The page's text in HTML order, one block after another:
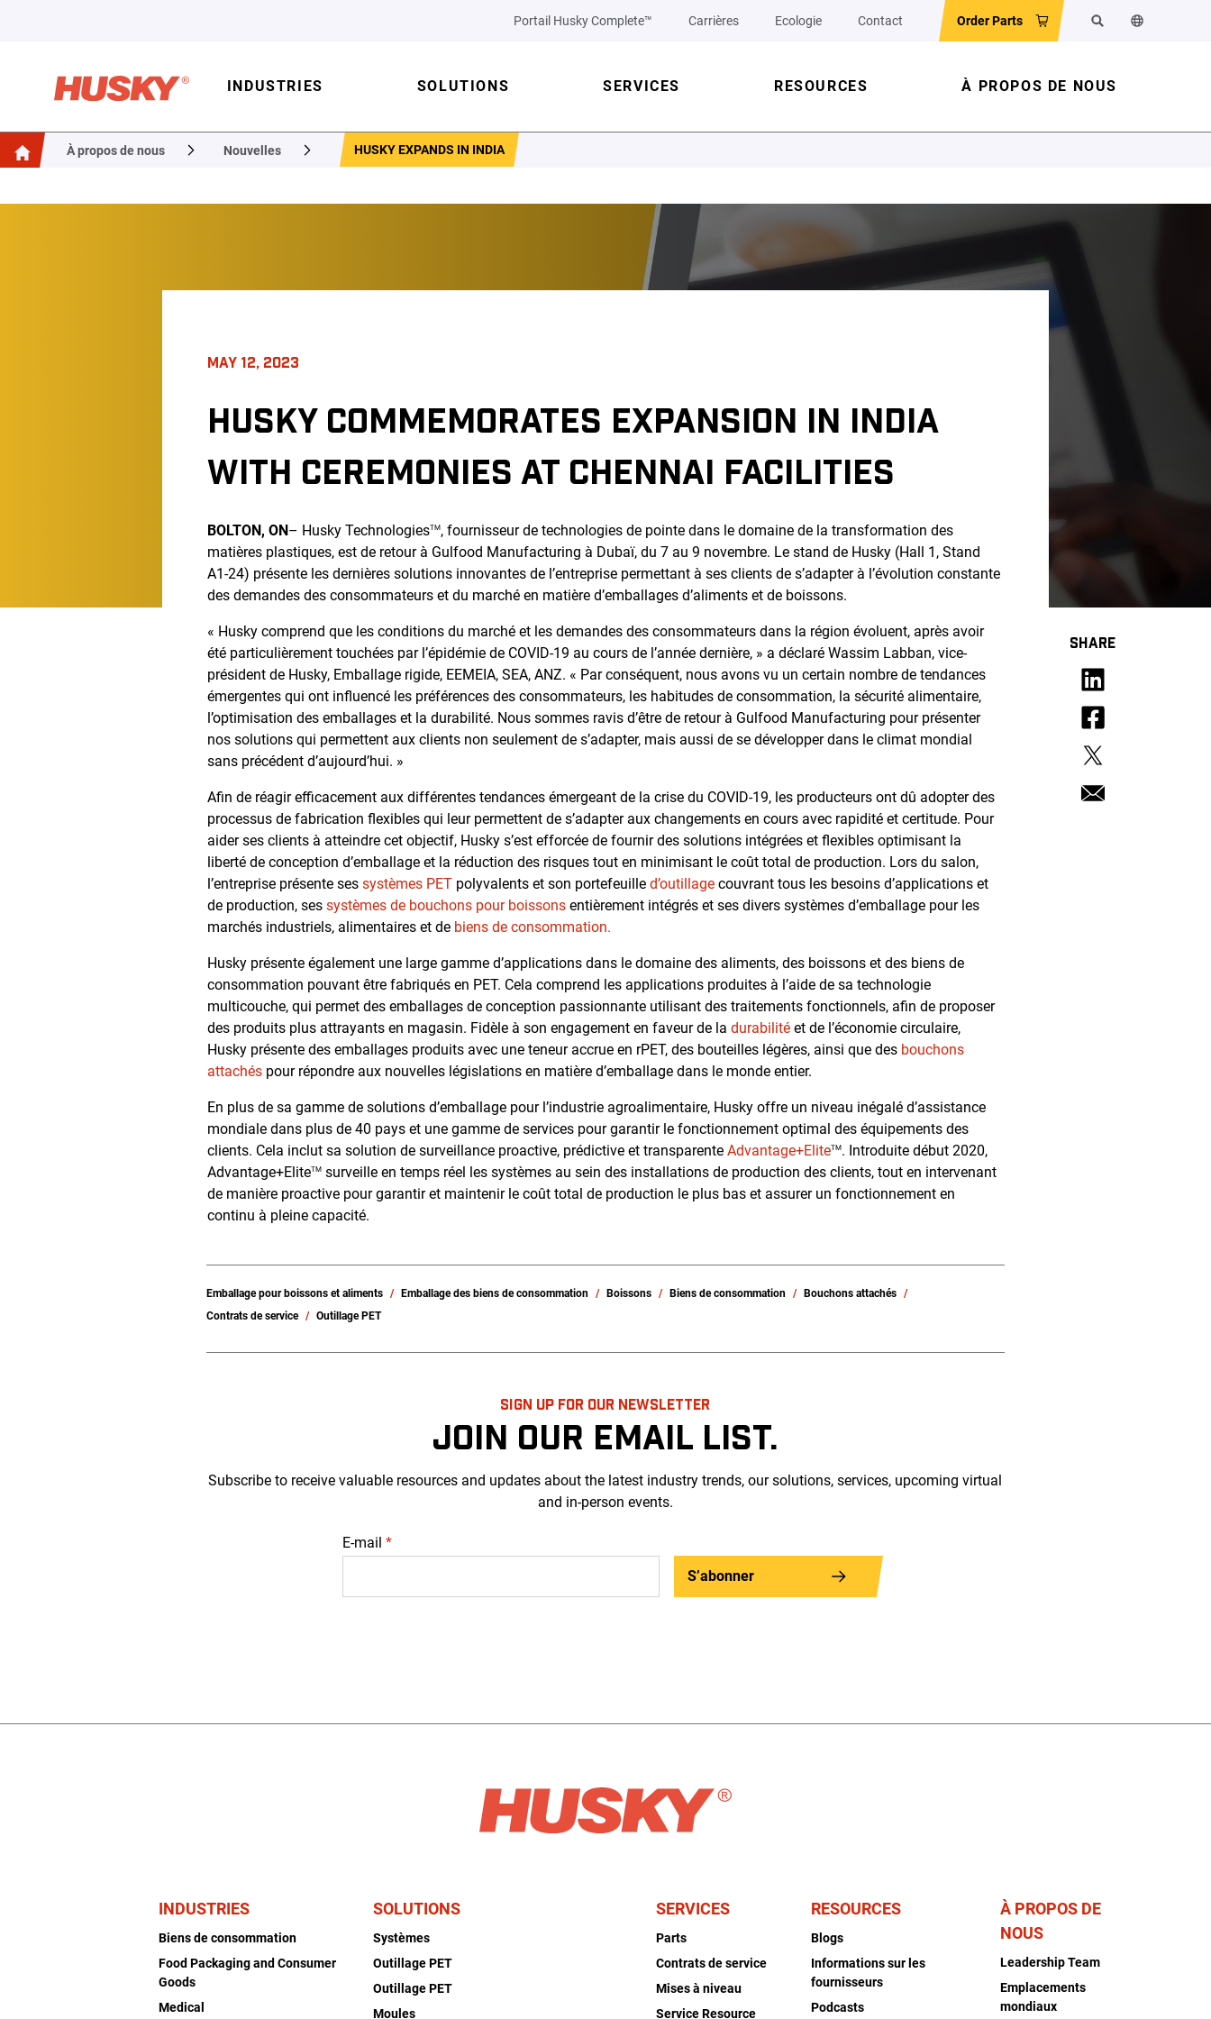
Portail Husky Complete™ Carrières Ecologie Contact Order Parts RechercherChanger la
INDUSTRIES SOLUTIONS SERVICES RESOURCES À PROPOS DE NOUS
À propos de nous Nouvelles HUSKY EXPANDS IN INDIA
MAY 12, 2023
HUSKY COMMEMORATES EXPANSION IN INDIA
WITH CEREMONIES AT CHENNAI FACILITIES
BOLTON, ON – Husky TechnologiesTM, fournisseur de technologies de pointe dans le domaine de la transformation des
matières plastiques, est de retour à Gulfood Manufacturing à Dubaï, du 7 au 9 novembre. Le stand de Husky (Hall 1, Stand
A1-24) présente les dernières solutions innovantes de l’entreprise permettant à ses clients de s’adapter à l’évolution constante
des demandes des consommateurs et du marché en matière d’emballages d’aliments et de boissons.
« Husky comprend que les conditions du marché et les demandes des consommateurs dans la région évoluent, après avoir
été particulièrement touchées par l’épidémie de COVID-19 au cours de l’année dernière, » a déclaré Wassim Labban, vice-
président de Husky, Emballage rigide, EEMEIA, SEA, ANZ. « Par conséquent, nous avons vu un certain nombre de tendances
émergentes qui ont influencé les préférences des consommateurs, les habitudes de consommation, la sécurité alimentaire,
l’optimisation des emballages et la durabilité. Nous sommes ravis d’être de retour à Gulfood Manufacturing pour présenter
nos solutions qui permettent aux clients non seulement de s’adapter, mais aussi de se développer dans le climat mondial
sans précédent d’aujourd’hui. »
Afin de réagir efficacement aux différentes tendances émergeant de la crise du COVID-19, les producteurs ont dû adopter des
processus de fabrication flexibles qui leur permettent de s’adapter aux changements en cours avec rapidité et certitude. Pour
aider ses clients à atteindre cet objectif, Husky s’est efforcée de fournir des solutions intégrées et flexibles optimisant la
liberté de conception d’emballage et la réduction des risques tout en minimisant le coût total de production. Lors du salon,
l’entreprise présente sessystèmes PET polyvalents et son portefeuilled’outillage couvrant tous les besoins d’applications et
de production, sessystèmes de bouchons pour boissons entièrement intégrés et ses divers systèmes d’emballage pour les
marchés industriels, alimentaires et de biens de consommation.
Husky présente également une large gamme d’applications dans le domaine des aliments, des boissons et des biens de
consommation pouvant être fabriqués en PET. Cela comprend les applications produites à l’aide de sa technologie
multicouche, qui permet des emballages de conception passionnante utilisant des traitements fonctionnels, afin de proposer
des produits plus attrayants en magasin. Fidèle à son engagement en faveur de ladurabilité et de l’économie circulaire,
Husky présente des emballages produits avec une teneur accrue en rPET, des bouteilles légères, ainsi que des bouchons
attachés pour répondre aux nouvelles législations en matière d’emballage dans le monde entier.
En plus de sa gamme de solutions d’emballage pour l’industrie agroalimentaire, Husky offre un niveau inégalé d’assistance
mondiale dans plus de 40 pays et une gamme de services pour garantir le fonctionnement optimal des équipements des
clients. Cela inclut sa solution de surveillance proactive, prédictive et transparenteAdvantage+EliteTM. Introduite début 2020,
Advantage+EliteTM surveille en temps réel les systèmes au sein des installations de production des clients, tout en intervenant
de manière proactive pour garantir et maintenir le coût total de production le plus bas et assurer un fonctionnement en
continu à pleine capacité.
Emballage pour boissons et aliments Emballage des biens de consommation Boissons Biens de consommation
Bouchons attachés
Contrats de service
Outillage PET
SIGN UP FOR OUR NEWSLETTER
JOIN OUR EMAIL LIST.
Subscribe to receive valuable resources and updates about the latest industry trends, our solutions, services, upcoming virtual
and in-person events.
E-mail *
S’abonner
SHARE
INDUSTRIES
Biens de consommation
Food Packaging and Consumer
Goods
Medical
SOLUTIONS
Systèmes
Outillage PET
Outillage PET
Moules
SERVICES
Parts
Contrats de service
Mises à niveau
Service Resource
RESOURCES
Blogs
Informations sur les
fournisseurs
Podcasts
À PROPOS DE
NOUS
Leadership Team
Emplacements
mondiaux